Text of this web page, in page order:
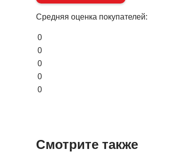
Средняя оценка покупателей:
0
0
0
0
0
Смотрите также